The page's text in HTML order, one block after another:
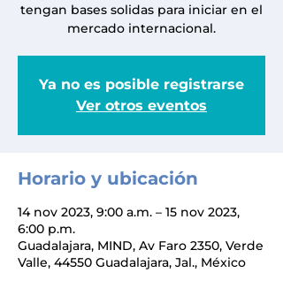
tengan bases solidas para iniciar en el
mercado internacional.
Ya no es posible registrarse
Ver otros eventos
Horario y ubicación
14 nov 2023, 9:00 a.m. – 15 nov 2023,
6:00 p.m.
Guadalajara, MIND, Av Faro 2350, Verde
Valle, 44550 Guadalajara, Jal., México